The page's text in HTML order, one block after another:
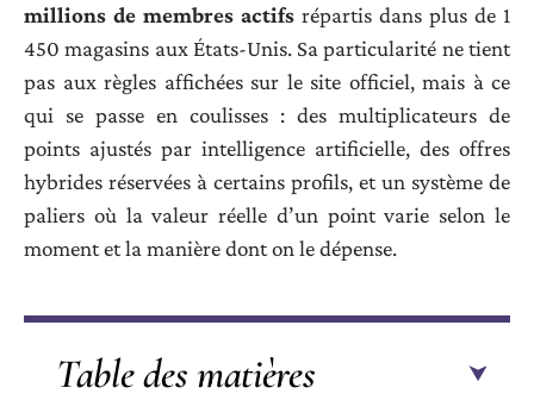
millions de membres actifs répartis dans plus de 1
450 magasins aux États-Unis. Sa particularité ne tient
pas aux règles affichées sur le site officiel, mais à ce
qui se passe en coulisses : des multiplicateurs de
points ajustés par intelligence artificielle, des offres
hybrides réservées à certains profils, et un système de
paliers où la valeur réelle d’un point varie selon le
moment et la manière dont on le dépense.
Table des matières